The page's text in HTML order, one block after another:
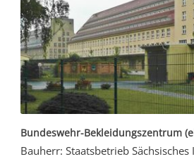
Bundeswehr-Bekleidungszentrum
Bauherr: Staatsbetrieb